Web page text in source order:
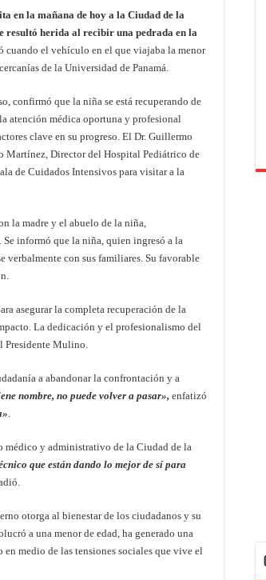
en la mañana de hoy a la Ciudad de la
resultó herida al recibir una pedrada en la
cuando el vehículo en el que viajaba la menor
de la Universidad de Panamá.
confirmó que la niña se está recuperando de
atención médica oportuna y profesional
clave en su progreso. El Dr. Guillermo
Martínez, Director del Hospital Pediátrico de
de Cuidados Intensivos para visitar a la
la madre y el abuelo de la niña,
informó que la niña, quien ingresó a la
verbalmente con sus familiares. Su favorable
asegurar la completa recuperación de la
La dedicación y el profesionalismo del
Presidente Mulino.
a abandonar la confrontación y a
nombre, no puede volver a pasar», enfatizó
médico y administrativo de la Ciudad de la
que están dando lo mejor de sí para
otorga al bienestar de los ciudadanos y su
a una menor de edad, ha generado una
medio de las tensiones sociales que vive el